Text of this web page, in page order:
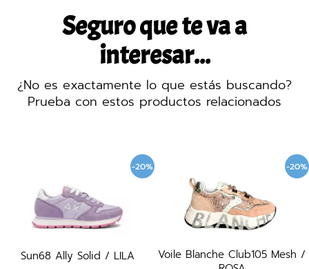
Seguro que te va a
interesar...
¿No es exactamente lo que estás buscando?
Prueba con estos productos relacionados
-20%
Sun68 Ally Solid / LILA
-20%
Voile Blanche Club105 Mesh /